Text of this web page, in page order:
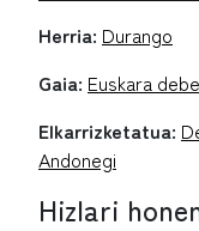
Herria: Durango
Gaia: Euskara
Elkarrizketatua:
Andonegi
Hizlari